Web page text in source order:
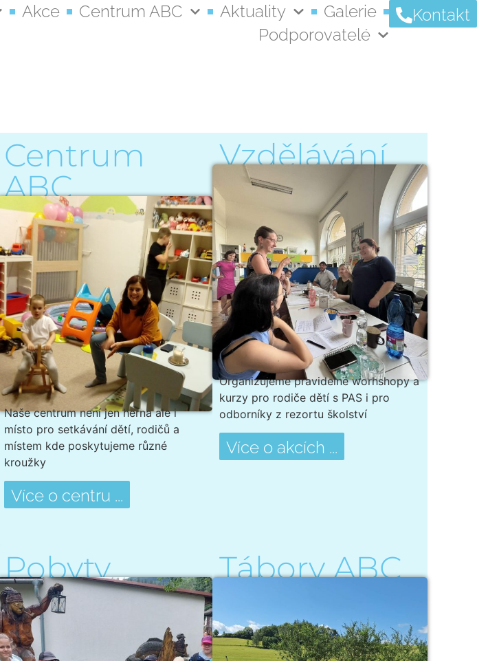
Akce Centrum ABC Aktuality
Galerie
Podporovatelé
Kontakt
Centrum
ABC
Naše centrum není jen herna ale i
místo pro setkávání dětí, rodičů a
místem kde poskytujeme různé
kroužky
Více o centru ...
Vzdělávání
Organizujeme pravidelné worhshopy a
kurzy pro rodiče dětí s PAS i pro
odborníky z rezortu školství
Více o akcích ...
Pobyty Tábory ABC